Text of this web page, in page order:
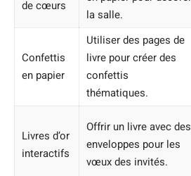
de cœurs
la salle.
Confettis
en papier
Utiliser des pages de
livre pour créer des
confettis
thématiques.
Livres d’or
interactifs
Offrir un livre avec des
enveloppes pour les
vœux des invités.